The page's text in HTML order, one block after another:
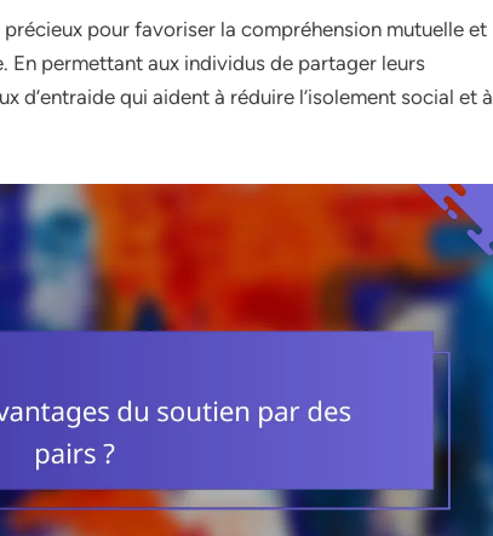
pour favoriser la compréhension mutuelle et
En permettant aux individus de partager leurs
d’entraide qui aident à réduire l’isolement social et à